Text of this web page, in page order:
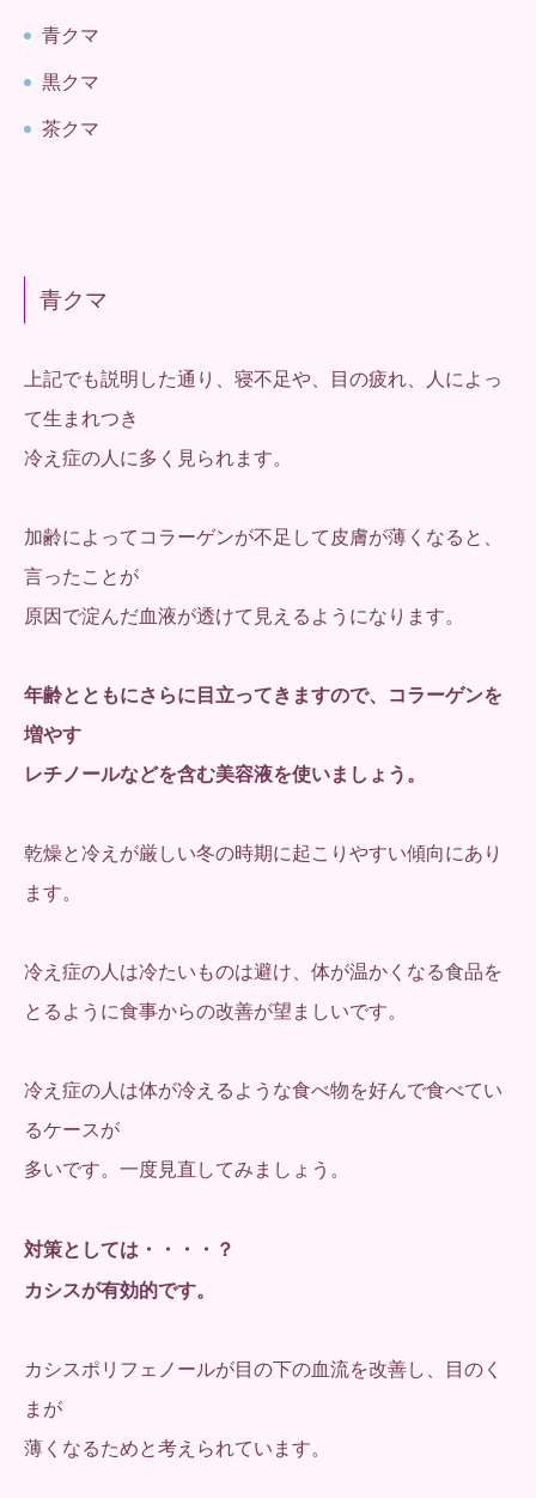
青クマ
黒クマ
茶クマ
青クマ
上記でも説明した通り、寝不足や、目の疲れ、人によっ
て生まれつき
冷え症の人に多く見られます。
加齢によってコラーゲンが不足して皮膚が薄くなると、
言ったことが
原因で淀んだ血液が透けて見えるようになります。
年齢とともにさらに目立ってきますので、コラーゲンを
増やす
レチノールなどを含む美容液を使いましょう。
乾燥と冷えが厳しい冬の時期に起こりやすい傾向にあり
ます。
冷え症の人は冷たいものは避け、体が温かくなる食品を
とるように食事からの改善が望ましいです。
冷え症の人は体が冷えるような食べ物を好んで食べてい
るケースが
多いです。一度見直してみましょう。
対策としては・・・・？
カシスが有効的です。
カシスポリフェノールが目の下の血流を改善し、目のく
まが
薄くなるためと考えられています。